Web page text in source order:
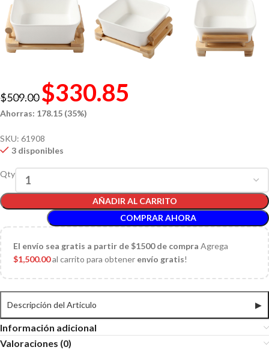
$509.00 $330.85
Ahorras: 178.15 (35%)
SKU: 61908
3 disponibles
Qty
AÑADIR AL CARRITO
COMPRAR AHORA
El envío sea gratis a partir de $1500 de compra Agrega
$1,500.00al carrito para obtener envío gratis!
Descripción del Articulo ▶
Información adicional
Valoraciones (0)